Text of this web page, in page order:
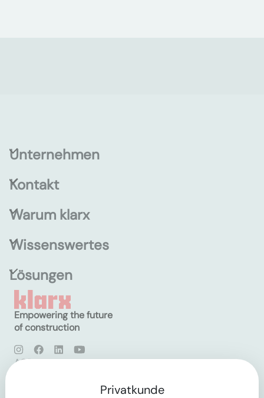
Unternehmen
Kontakt
Warum klarx
Wissenswertes
Lösungen
Empowering the future
of construction
AGB
Privatkunde